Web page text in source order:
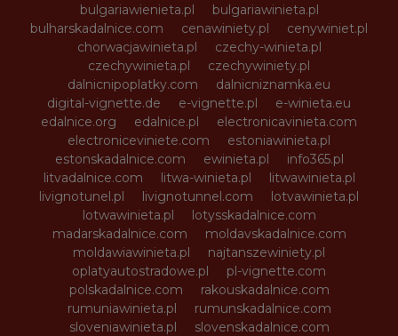
bulgariawienieta.pl
bulgariawinieta.pl
bulharskadalnice.com
cenawiniety.pl
cenywiniet.pl
chorwacjawinieta.pl
czechy-winieta.pl
czechywinieta.pl
czechywiniety.pl
dalnicnipoplatky.com
dalnicniznamka.eu
digital-vignette.de
e-vignette.pl
e-winieta.eu
edalnice.org
edalnice.pl
electronicavinieta.com
electroniceviniete.com
estoniawinieta.pl
estonskadalnice.com
ewinieta.pl
info365.pl
litvadalnice.com
litwa-winieta.pl
litwawinieta.pl
livignotunel.pl
livignotunnel.com
lotvawinieta.pl
lotwawinieta.pl
lotysskadalnice.com
madarskadalnice.com
moldavskadalnice.com
moldawiawinieta.pl
najtanszewiniety.pl
oplatyautostradowe.pl
pl-vignette.com
polskadalnice.com
rakouskadalnice.com
rumuniawinieta.pl
rumunskadalnice.com
sloveniawinieta.pl
slovenskadalnice.com